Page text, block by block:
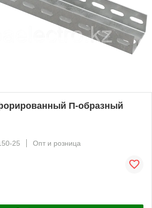
П-образный
25
Опт и розница